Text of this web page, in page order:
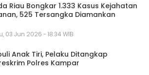
Riau Bongkar 1.333 Kasus Kejahatan
525 Tersangka Diamankan
03 Jun 2026 - 18:34 WIB
Anak Tiri, Pelaku Ditangkap
Polres Kampar